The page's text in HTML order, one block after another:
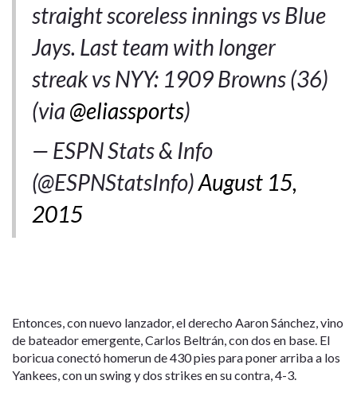
straight scoreless innings vs Blue
Jays. Last team with longer
streak vs NYY: 1909 Browns (36)
(via @eliassports)
— ESPN Stats & Info
(@ESPNStatsInfo)August 15,
2015
Entonces, con nuevo lanzador, el derecho Aaron Sánchez, vino
de bateador emergente, Carlos Beltrán, con dos en base. El
boricua conectó homerun de 430 pies para poner arriba a los
Yankees, con un swing y dos strikes en su contra, 4-3.